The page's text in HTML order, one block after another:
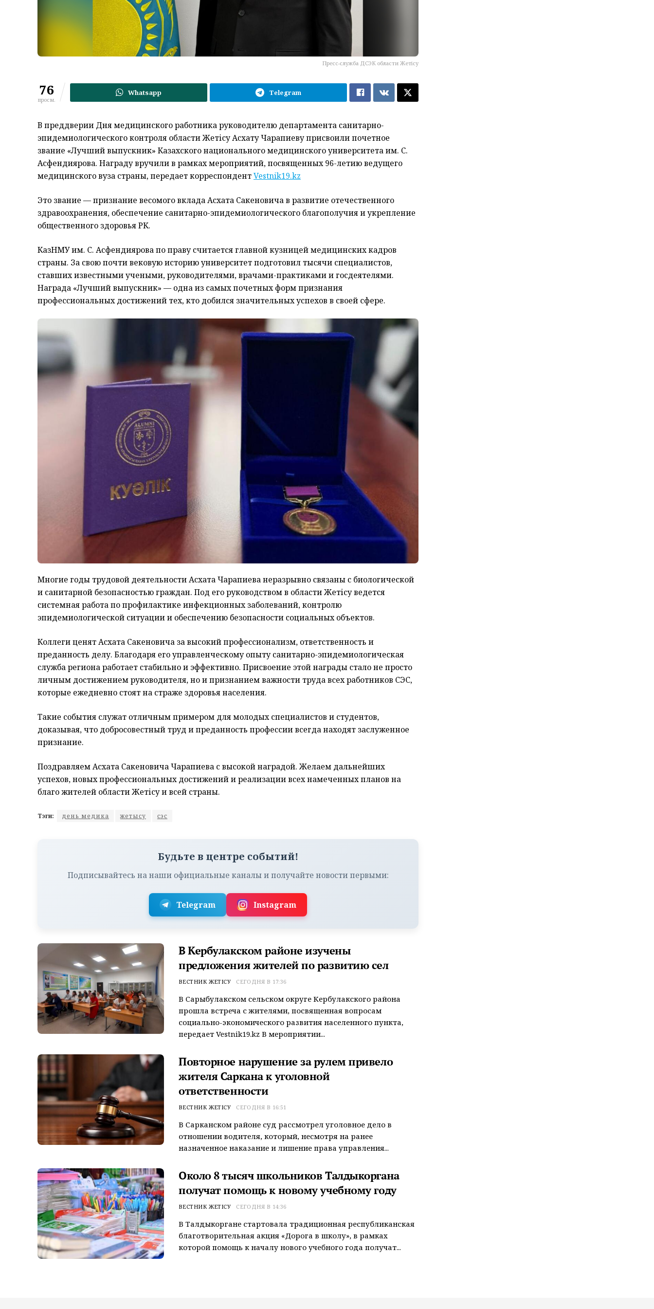
Пресс-служба ДСЭК области Жетiсу
76
просм.
Whatsapp Telegram
В преддверии Дня медицинского работника руководителю департамента санитарно-
эпидемиологического контроля области Жетісу Асхату Чарапиеву присвоили почетное
звание «Лучший выпускник» Казахского национального медицинского университета им. С.
Асфендиярова. Награду вручили в рамках мероприятий, посвященных 96-летию ведущего
медицинского вуза страны, передает корреспондентVestnik19.kz
Это звание — признание весомого вклада Асхата Сакеновича в развитие отечественного
здравоохранения, обеспечение санитарно-эпидемиологического благополучия и укрепление
общественного здоровья РК.
КазНМУ им. С. Асфендиярова по праву считается главной кузницей медицинских кадров
страны. За свою почти вековую историю университет подготовил тысячи специалистов,
ставших известными учеными, руководителями, врачами-практиками и госдеятелями.
Награда «Лучший выпускник» — одна из самых почетных форм признания
профессиональных достижений тех, кто добился значительных успехов в своей сфере.
Многие годы трудовой деятельности Асхата Чарапиева неразрывно связаны с биологической
и санитарной безопасностью граждан. Под его руководством в области Жетісу ведется
системная работа по профилактике инфекционных заболеваний, контролю
эпидемиологической ситуации и обеспечению безопасности социальных объектов.
Коллеги ценят Асхата Сакеновича за высокий профессионализм, ответственность и
преданность делу. Благодаря его управленческому опыту санитарно-эпидемиологическая
служба региона работает стабильно и эффективно. Присвоение этой награды стало не просто
личным достижением руководителя, но и признанием важности труда всех работников СЭС,
которые ежедневно стоят на страже здоровья населения.
Такие события служат отличным примером для молодых специалистов и студентов,
доказывая, что добросовестный труд и преданность профессии всегда находят заслуженное
признание.
Поздравляем Асхата Сакеновича Чарапиева с высокой наградой. Желаем дальнейших
успехов, новых профессиональных достижений и реализации всех намеченных планов на
благо жителей области Жетісу и всей страны.
Тэги: день медика жетысу сэс
Будьте в центре событий!
Подписывайтесь на наши официальные каналы и получайте новости первыми:
Telegram Instagram
В Кербулакском районе изучены
предложения жителей по развитию сел
ВЕСТНИК ЖЕТІСУ СЕГОДНЯ В 17:36
В Сарыбулакском сельском округе Кербулакского района
прошла встреча с жителями, посвященная вопросам
социально-экономического развития населенного пункта,
передает Vestnik19.kz В мероприятии...
Повторное нарушение за рулем привело
жителя Саркана к уголовной
ответственности
ВЕСТНИК ЖЕТІСУ СЕГОДНЯ В 16:51
В Сарканском районе суд рассмотрел уголовное дело в
отношении водителя, который, несмотря на ранее
назначенное наказание и лишение права управления...
Около 8 тысяч школьников Талдыкоргана
получат помощь к новому учебному году
ВЕСТНИК ЖЕТІСУ СЕГОДНЯ В 14:36
В Талдыкоргане стартовала традиционная республиканская
благотворительная акция «Дорога в школу», в рамках
которой помощь к началу нового учебного года получат...